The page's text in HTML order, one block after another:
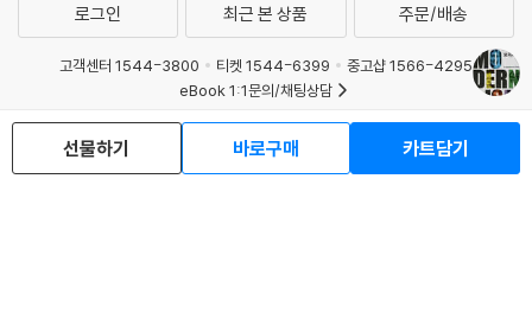
선물하기 바로구매 카트담기
로그인 최근 본 상품 주문/배송
고객센터 1544-3800 티켓 1544-6399
중고샵 1566-4295
eBook 1:1문의/채팅상담
예스이십사(주) 사업자 정보
이용약관
개인정보처리방침
청소년보호정책